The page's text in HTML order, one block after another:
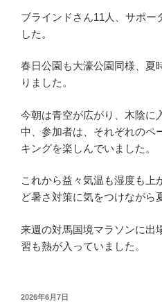
ブラインドさん11人、サポー
した。
春日公園も大濠公園同様、夏
りました。
今朝は青空が広がり、木陰に
中、参加者は、それぞれのペ
キングを楽しんでいました。
これから益々気温も湿度も上
ど暑さ対策に気をつけながら
来週の対馬国境マラソンに出
習も熱が入っていました。
投
2026年6月7日